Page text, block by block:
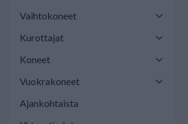
Vaihtokoneet
Kurottajat
Koneet
Vuokrakoneet
Ajankohtaista